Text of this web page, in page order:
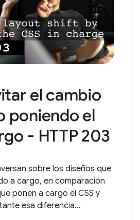
el cambio
poniendo el
- HTTP 203
sobre los diseños que
a cargo, en comparación
ponen a cargo el CSS y
esa diferencia...